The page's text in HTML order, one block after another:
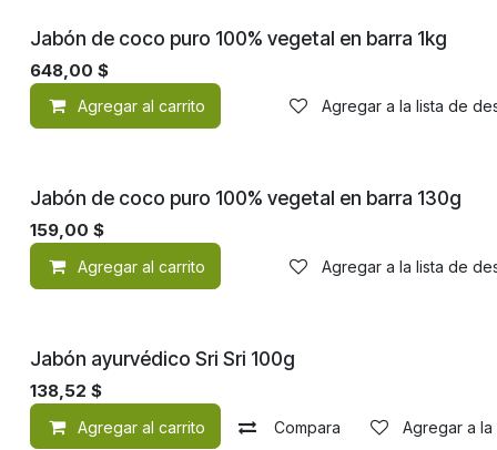
Jabón de coco puro 100% vegetal en barra 1kg
648,00 $
Agregar al carrito Agregar a la lista de
Jabón de coco puro 100% vegetal en barra 130g
159,00 $
Agregar al carrito Agregar a la lista de
Jabón ayurvédico Sri Sri 100g
138,52 $
Agregar al carrito Compara Agregar a